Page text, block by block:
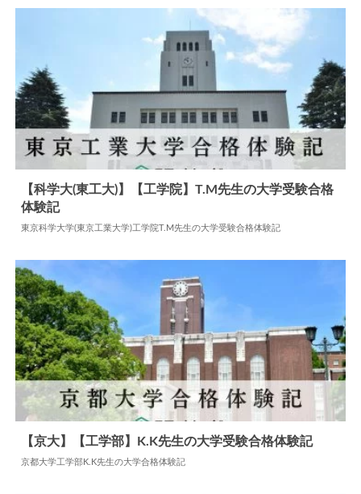
大学合格体験記
【科学大(東工大)】【工学院】T.M先生の大学受験合格
体験記
東京科学大学(東京工業大学)工学院T.M先生の大学受験合格体験記
【京大】【工学部】K.K先生の大学受験合格体験記
京都大学工学部K.K先生の大学合格体験記